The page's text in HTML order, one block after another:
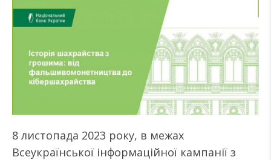
8 листопада 2023 року, в межах
Всеукраїнської інформаційної кампанії з